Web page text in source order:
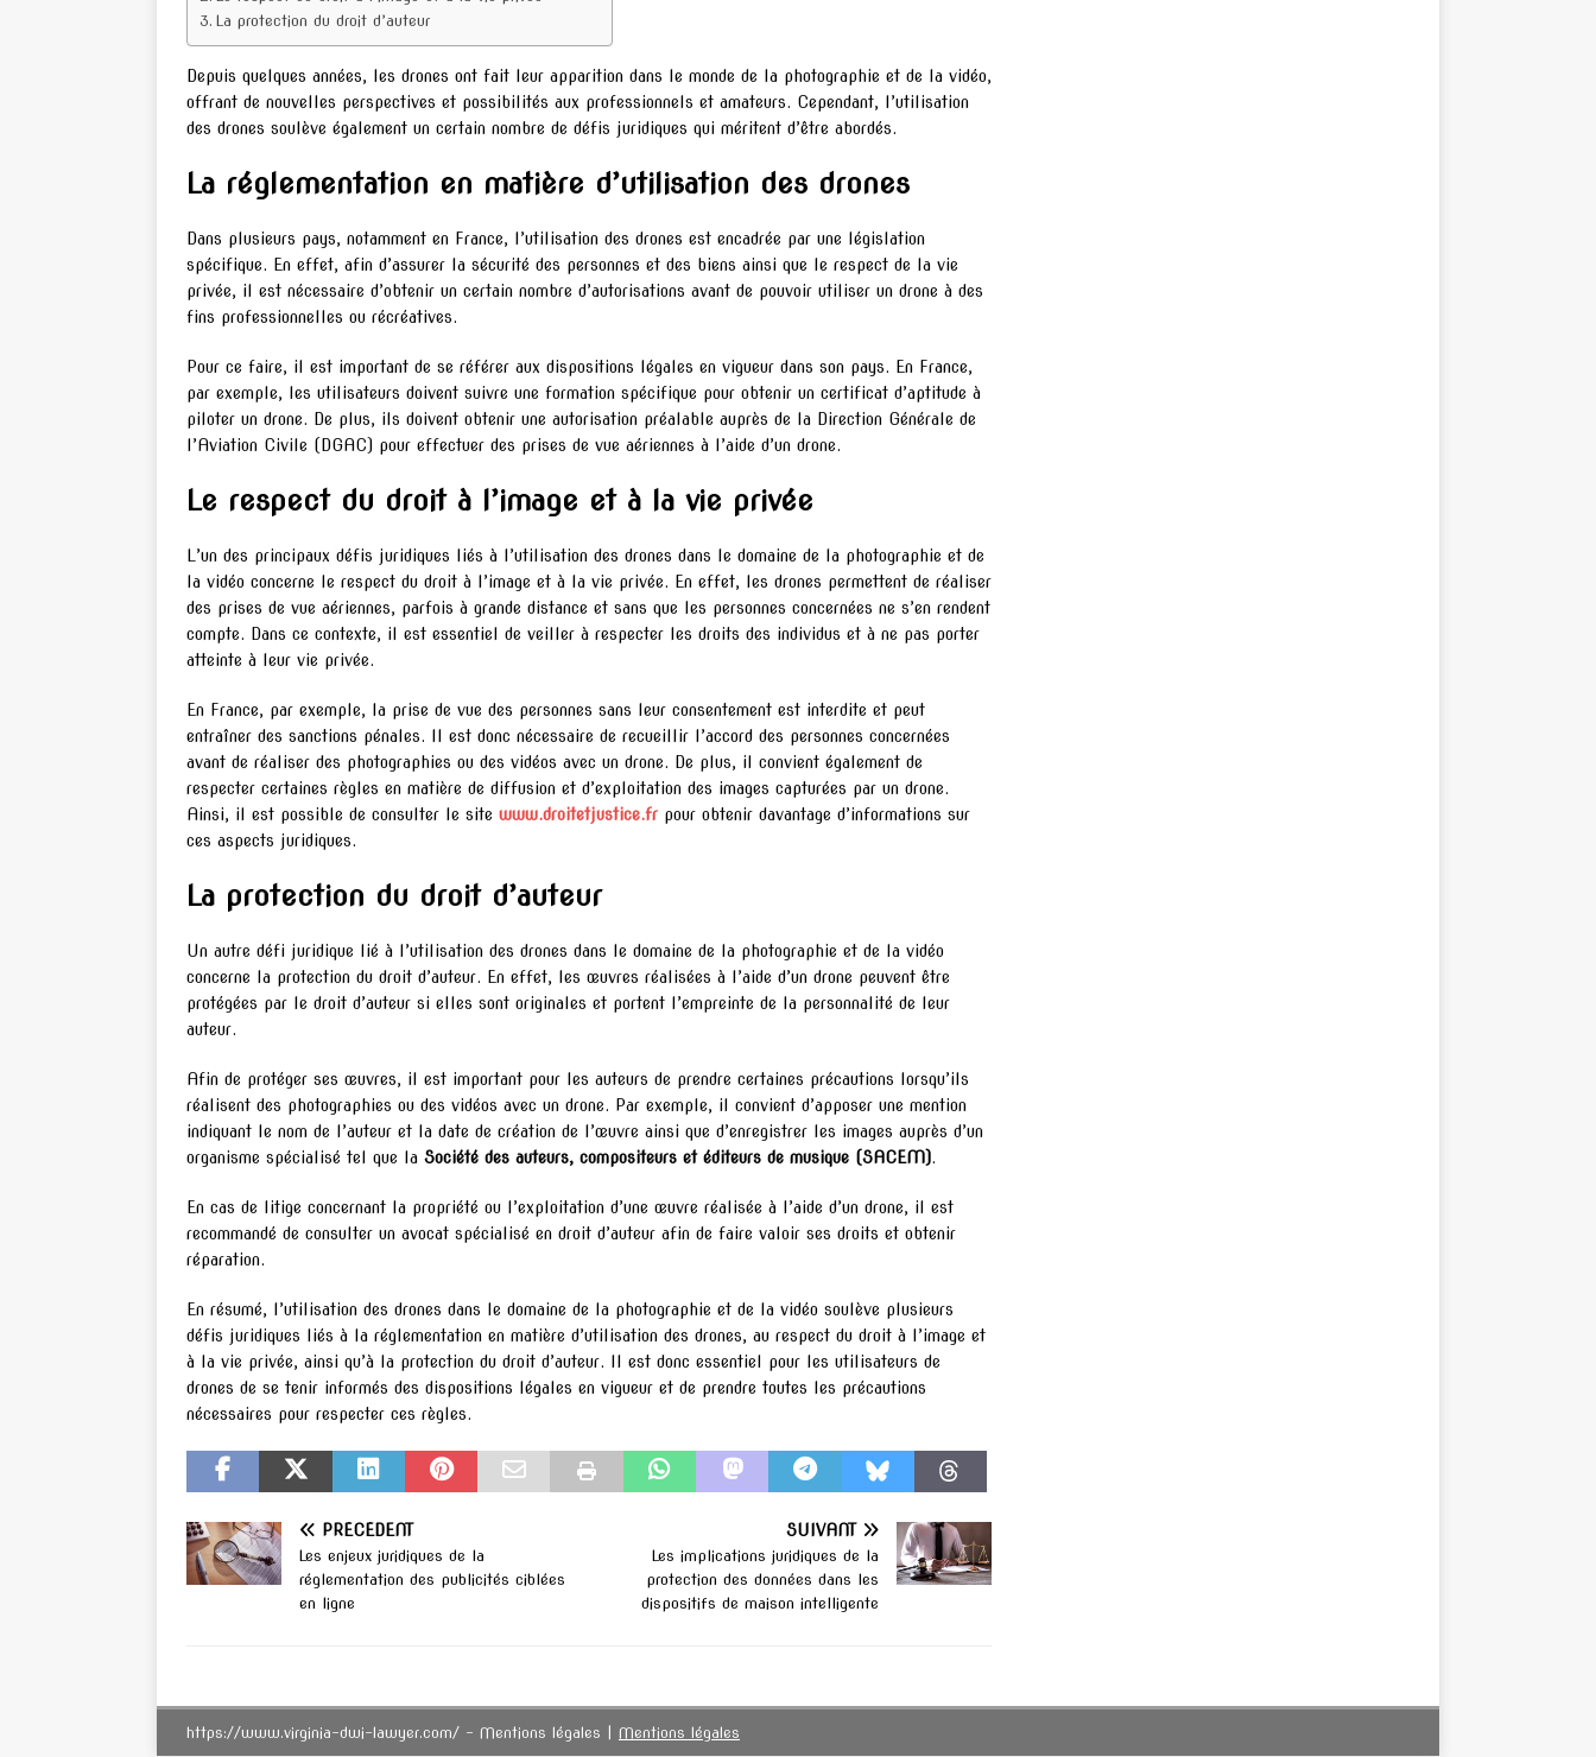
La protection du droit d’auteur
Depuis quelques années, les drones ont fait leur apparition dans le monde de la photographie et de la vidéo,
offrant de nouvelles perspectives et possibilités aux professionnels et amateurs. Cependant, l’utilisation
des drones soulève également un certain nombre de défis juridiques qui méritent d’être abordés.
La réglementation en matière d’utilisation des drones
Dans plusieurs pays, notamment en France, l’utilisation des drones est encadrée par une législation
spécifique. En effet, afin d’assurer la sécurité des personnes et des biens ainsi que le respect de la vie
privée, il est nécessaire d’obtenir un certain nombre d’autorisations avant de pouvoir utiliser un drone à des
fins professionnelles ou récréatives.
Pour ce faire, il est important de se référer aux dispositions légales en vigueur dans son pays. En France,
par exemple, les utilisateurs doivent suivre une formation spécifique pour obtenir un certificat d’aptitude à
piloter un drone. De plus, ils doivent obtenir une autorisation préalable auprès de la Direction Générale de
l’Aviation Civile (DGAC) pour effectuer des prises de vue aériennes à l’aide d’un drone.
Le respect du droit à l’image et à la vie privée
L’un des principaux défis juridiques liés à l’utilisation des drones dans le domaine de la photographie et de
la vidéo concerne le respect du droit à l’image et à la vie privée. En effet, les drones permettent de réaliser
des prises de vue aériennes, parfois à grande distance et sans que les personnes concernées ne s’en rendent
compte. Dans ce contexte, il est essentiel de veiller à respecter les droits des individus et à ne pas porter
atteinte à leur vie privée.
En France, par exemple, la prise de vue des personnes sans leur consentement est interdite et peut
entraîner des sanctions pénales. Il est donc nécessaire de recueillir l’accord des personnes concernées
avant de réaliser des photographies ou des vidéos avec un drone. De plus, il convient également de
respecter certaines règles en matière de diffusion et d’exploitation des images capturées par un drone.
Ainsi, il est possible de consulter le site www.droitetjustice.fr pour obtenir davantage d’informations sur
ces aspects juridiques.
La protection du droit d’auteur
Un autre défi juridique lié à l’utilisation des drones dans le domaine de la photographie et de la vidéo
concerne la protection du droit d’auteur. En effet, les œuvres réalisées à l’aide d’un drone peuvent être
protégées par le droit d’auteur si elles sont originales et portent l’empreinte de la personnalité de leur
auteur.
Afin de protéger ses œuvres, il est important pour les auteurs de prendre certaines précautions lorsqu’ils
réalisent des photographies ou des vidéos avec un drone. Par exemple, il convient d’apposer une mention
indiquant le nom de l’auteur et la date de création de l’œuvre ainsi que d’enregistrer les images auprès d’un
organisme spécialisé tel que la Société des auteurs, compositeurs et éditeurs de musique (SACEM).
En cas de litige concernant la propriété ou l’exploitation d’une œuvre réalisée à l’aide d’un drone, il est
recommandé de consulter un avocat spécialisé en droit d’auteur afin de faire valoir ses droits et obtenir
réparation.
En résumé, l’utilisation des drones dans le domaine de la photographie et de la vidéo soulève plusieurs
défis juridiques liés à la réglementation en matière d’utilisation des drones, au respect du droit à l’image et
à la vie privée, ainsi qu’à la protection du droit d’auteur. Il est donc essentiel pour les utilisateurs de
drones de se tenir informés des dispositions légales en vigueur et de prendre toutes les précautions
nécessaires pour respecter ces règles.
PRÉCÉDENT
Les enjeux juridiques de la
réglementation des publicités ciblées
en ligne
SUIVANT
Les implications juridiques de la
protection des données dans les
dispositifs de maison intelligente
https://www.virginia-dwi-lawyer.com/ - Mentions légales Mentions légales